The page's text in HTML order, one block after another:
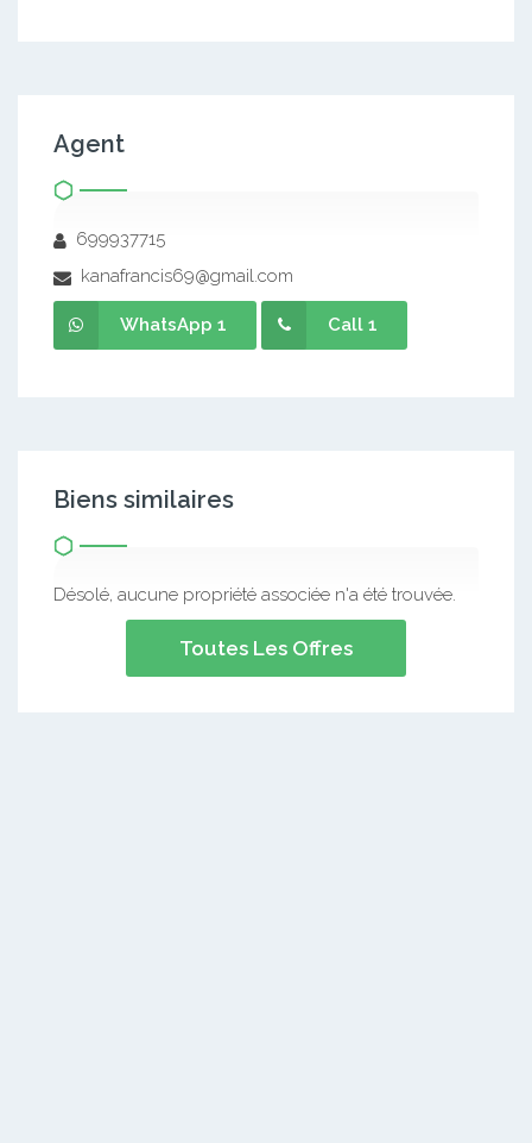
Agent
699937715
kanafrancis69@gmail.com
WhatsApp 1 Call 1
Biens similaires
Désolé, aucune propriété associée n'a été trouvée.
Toutes Les Offres